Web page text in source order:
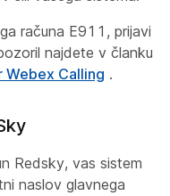
računa E911, prijavi
najdete v članku
Webex Calling .
Redsky, vas sistem
naslov glavnega